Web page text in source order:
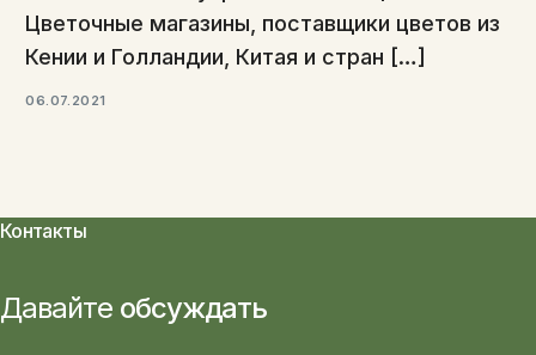
Цветочные магазины, поставщики цветов из
Кении и Голландии, Китая и стран […]
06.07.2021
Контакты
Давайте обсуждать